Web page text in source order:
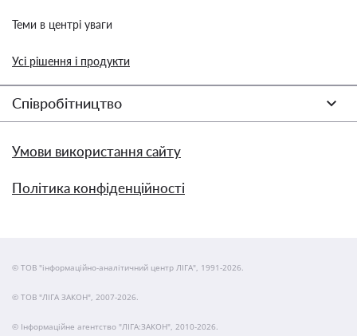
Теми в центрі уваги
Усі рішення і продукти
Співробітництво
Умови використання сайту
Політика конфіденційності
© ТОВ "інформаційно-аналітичний центр ЛІГА", 1991-2026.
© ТОВ "ЛІГА ЗАКОН", 2007-2026.
© Інформаційне агентство "ЛІГА:ЗАКОН", 2010-2026.